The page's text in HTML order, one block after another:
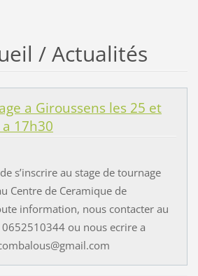
/ Actualités
a Giroussens les 25 et
17h30
s’inscrire au stage de tournage
Centre de Ceramique de
information, nous contacter au
ou nous ecrire a